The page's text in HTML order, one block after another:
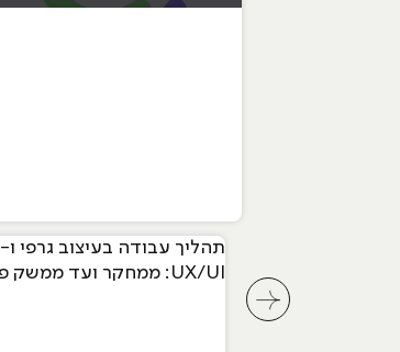
תהליך עבודה בעיצוב גרפי ו-
UX/UI: ממחקר ועד ממשק פעיל
לחץ לשיקופית קודמת בסליידר מאמרים